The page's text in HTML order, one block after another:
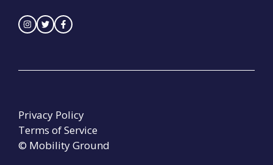
© Mobility Ground
Privacy Policy
Terms of Service